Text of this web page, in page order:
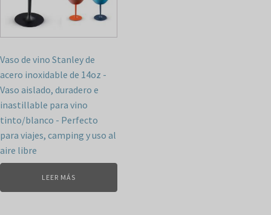
Vaso de vino Stanley de
acero inoxidable de 14oz -
Vaso aislado, duradero e
inastillable para vino
tinto/blanco - Perfecto
para viajes, camping y uso al
aire libre
LEER MÁS